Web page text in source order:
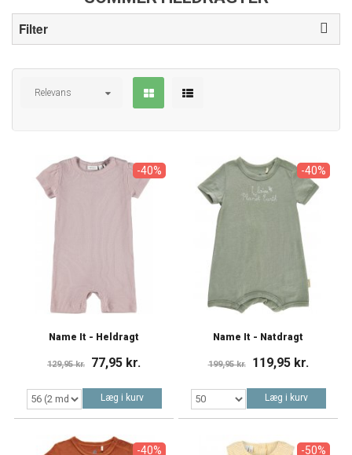
Filter
Relevans
-40%
Name It - Heldragt
129,95 kr. 77,95 kr.
Læg i kurv
-40%
Name It - Natdragt
199,95 kr. 119,95 kr.
Læg i kurv
-40% -50%